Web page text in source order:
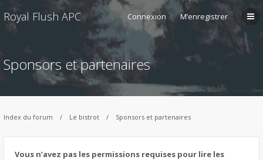
Royal Flush APC Connexion M’enregistrer
Sponsors et partenaires
Index du forum Le bistrot Sponsors et partenaires
Vous n’avez pas les permissions requises pour lire les